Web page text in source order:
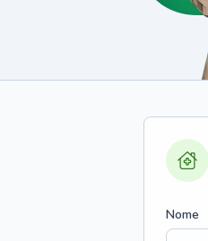
Nome